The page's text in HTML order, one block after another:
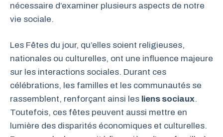
nécessaire d’examiner plusieurs aspects de notre
vie sociale.
Les Fêtes du jour, qu’elles soient religieuses,
nationales ou culturelles, ont une influence majeure
sur les interactions sociales. Durant ces
célébrations, les familles et les communautés se
rassemblent, renforçant ainsi les liens sociaux.
Toutefois, ces fêtes peuvent aussi mettre en
lumière des disparités économiques et culturelles.